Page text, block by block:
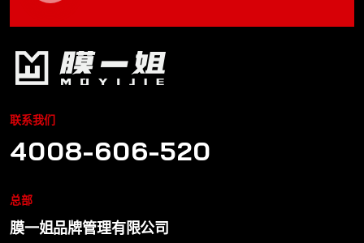
联系我们
4008-606-520
总部
膜一姐品牌管理有限公司